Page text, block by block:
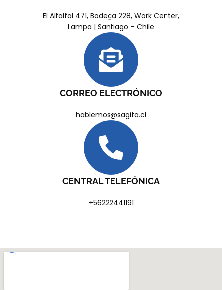
El Alfalfal 471, Bodega 228, Work Center,
Lampa | Santiago – Chile
CORREO ELECTRÓNICO
hablemos@sagita.cl
CENTRAL TELEFÓNICA
+56222441191